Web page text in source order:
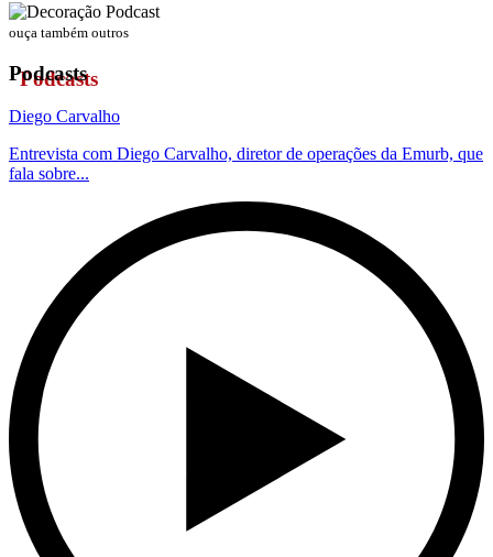
ouça também outros
Podcasts
Diego Carvalho
Entrevista com Diego Carvalho, diretor de operações da Emurb, que
fala sobre...